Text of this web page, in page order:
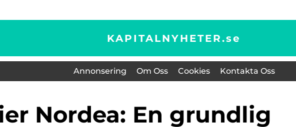
KAPITALNYHETER.se
Annonsering Om Oss Cookies Kontakta Oss